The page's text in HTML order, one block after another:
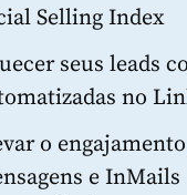
Selling Index
seus leads
no
o
e InMails